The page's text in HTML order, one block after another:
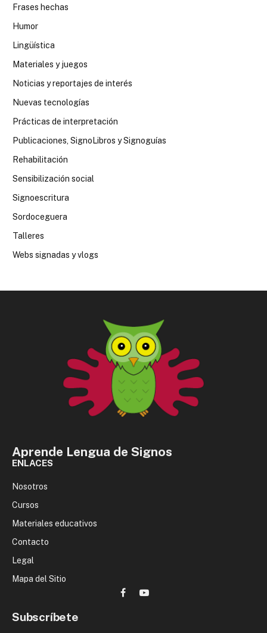
Frases hechas
Humor
Lingüística
Materiales y juegos
Noticias y reportajes de interés
Nuevas tecnologías
Prácticas de interpretación
Publicaciones, SignoLibros y Signoguías
Rehabilitación
Sensibilización social
Signoescritura
Sordoceguera
Talleres
Webs signadas y vlogs
Aprende Lengua de Signos
ENLACES
Nosotros
Cursos
Materiales educativos
Contacto
Legal
Mapa del Sitio
FacebookYouTube
Subscríbete